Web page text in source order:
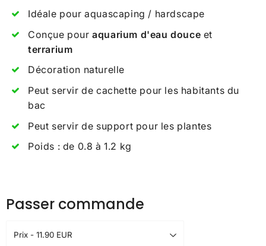
Idéale pour aquascaping / hardscape
Conçue pouraquarium d'eau douce et
terrarium
Décoration naturelle
Peut servir de cachette pour les habitants du
bac
Peut servir de support pour les plantes
Poids : de 0.8 à 1.2 kg
Passer commande